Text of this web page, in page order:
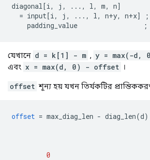
diagonal[i, j, ..., l, m, n]
= input[i, j, ..., l, n+y, n+x]
padding_value                 ;
যেখানে d = k[1] - m , y = max(-d,
এবং x = max(d, 0) - offset ।
offset শূন্য হয় যখন তির্যকটির
offset = max_diag_len - diag_len(d)
0